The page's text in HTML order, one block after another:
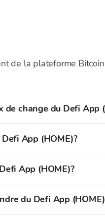
de la plateforme
change du Defi App
App (HOME)?
créer et vérifier votre
App (HOME)?
du Defi App